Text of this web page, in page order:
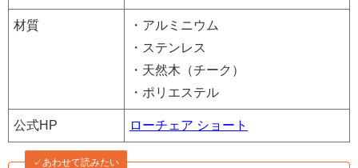
材質
・アルミニウム
・ステンレス
・天然木（チーク）
・ポリエステル
公式HP ローチェア ショート
✓あわせて読みたい